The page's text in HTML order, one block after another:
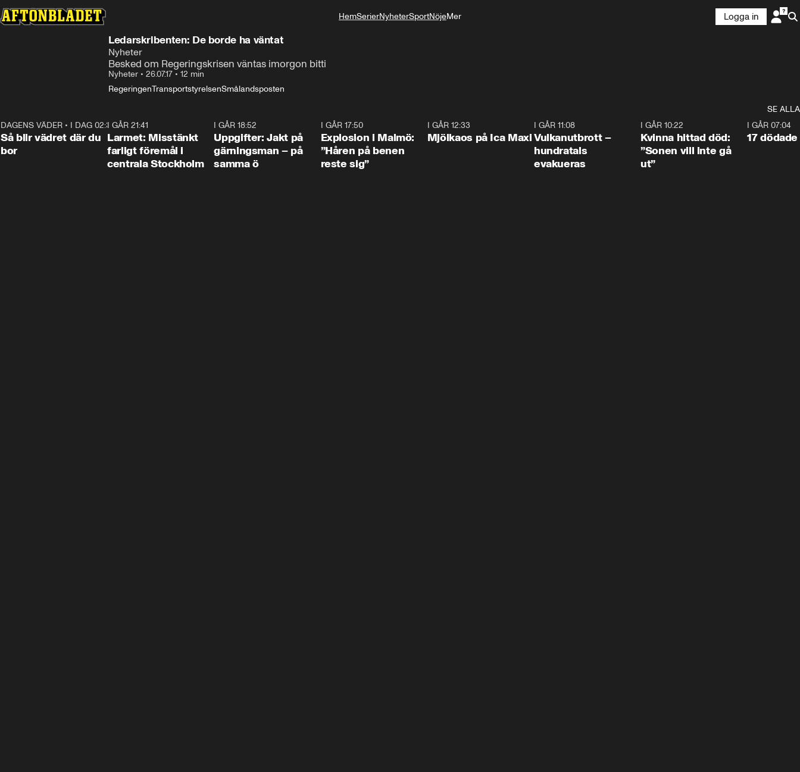
HemSerierNyheterSportNöjeMer
Logga in
Ledarskribenten: De borde ha väntat
Nyheter
Besked om Regeringskrisen väntas imorgon bitti
Nyheter • 26.07.17 • 12 min
RegeringenTransportstyrelsenSmålandsposten
SE ALLA
1:06
DAGENS VÄDER • I DAG 02:30
Så blir vädret där du
bor
I GÅR 21:41
Larmet: Misstänkt
farligt föremål i
centrala Stockholm
I GÅR 18:52
Uppgifter: Jakt på
gärningsman – på
samma ö
I GÅR 17:50
Explosion i Malmö:
”Håren på benen
reste sig”
I GÅR 12:33
Mjölkaos på Ica Maxi
I GÅR 11:08
Vulkanutbrott –
hundratals
evakueras
I GÅR 10:22
Kvinna hittad död:
”Sonen vill inte gå
ut”
I GÅR 07:04
17